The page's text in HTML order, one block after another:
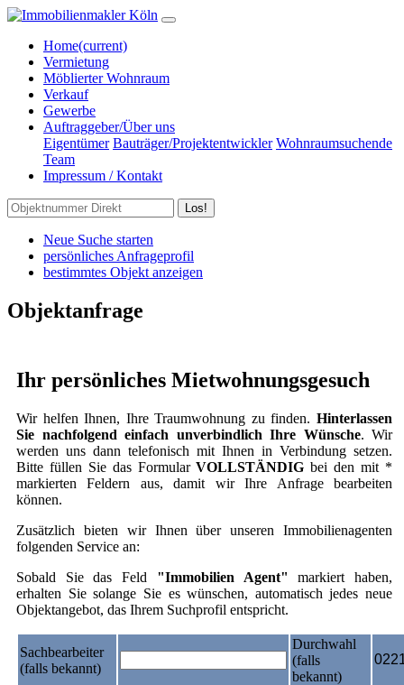
Home(current)
Vermietung
Möblierter Wohnraum
Verkauf
Gewerbe
Auftraggeber/Über uns
Eigentümer Bauträger/Projektentwickler Wohnraumsuchende
Team
Impressum / Kontakt
Los!
Neue Suche starten
persönliches Anfrageprofil
bestimmtes Objekt anzeigen
Objektanfrage
Ihr persönliches Mietwohnungsgesuch
Wir helfen Ihnen, Ihre Traumwohnung zu finden. Hinterlassen
Sie nachfolgend einfach unverbindlich Ihre Wünsche. Wir
werden uns dann telefonisch mit Ihnen in Verbindung setzen.
Bitte füllen Sie das FormularVOLLSTÄNDIG bei den mit *
markierten Feldern aus, damit wir Ihre Anfrage bearbeiten
können.
Zusätzlich bieten wir Ihnen über unseren Immobilienagenten
folgenden Service an:
Sobald Sie das Feld "Immobilien Agent"markiert haben,
erhalten Sie solange Sie es wünschen, automatisch jedes neue
Objektangebot, das Ihrem Suchprofil entspricht.
Sachbearbeiter
(falls bekannt)
Durchwahl
(falls
bekannt)